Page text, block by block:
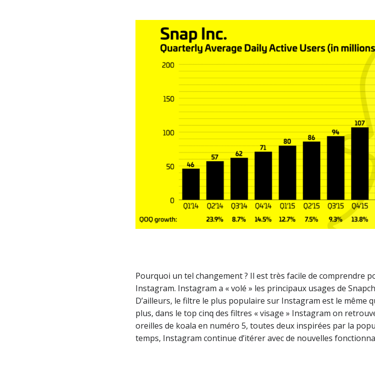
Pourquoi un tel changement ? Il est très facile de comprendre
Instagram. Instagram a « volé » les principaux usages de
D’ailleurs, le filtre le plus populaire sur Instagram est le même
plus, dans le top cinq des filtres « visage » Instagram on
oreilles de koala en numéro 5, toutes deux inspirées par la
temps, Instagram continue d’itérer avec de nouvelles